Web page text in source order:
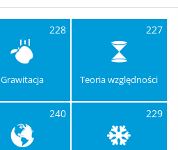
228
Grawitacja
227
Teoria względności
240 229